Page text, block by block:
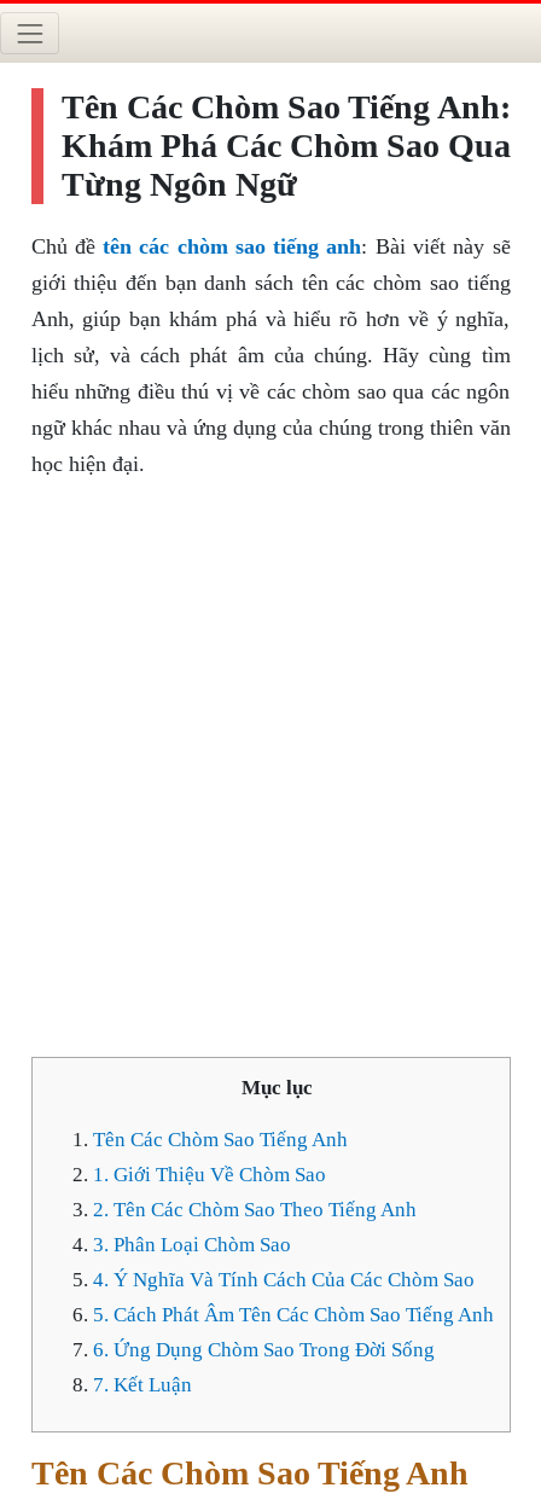
Tên Các Chòm Sao Tiếng Anh:
Khám Phá Các Chòm Sao Qua
Từng Ngôn Ngữ
Chủ đềtên các chòm sao tiếng anh: Bài viết này sẽ
giới thiệu đến bạn danh sách tên các chòm sao tiếng
Anh, giúp bạn khám phá và hiểu rõ hơn về ý nghĩa,
lịch sử, và cách phát âm của chúng. Hãy cùng tìm
hiểu những điều thú vị về các chòm sao qua các ngôn
ngữ khác nhau và ứng dụng của chúng trong thiên văn
học hiện đại.
Mục lục
Tên Các Chòm Sao Tiếng Anh
1. Giới Thiệu Về Chòm Sao
2. Tên Các Chòm Sao Theo Tiếng Anh
3. Phân Loại Chòm Sao
4. Ý Nghĩa Và Tính Cách Của Các Chòm Sao
5. Cách Phát Âm Tên Các Chòm Sao Tiếng Anh
6. Ứng Dụng Chòm Sao Trong Đời Sống
7. Kết Luận
Tên Các Chòm Sao Tiếng Anh